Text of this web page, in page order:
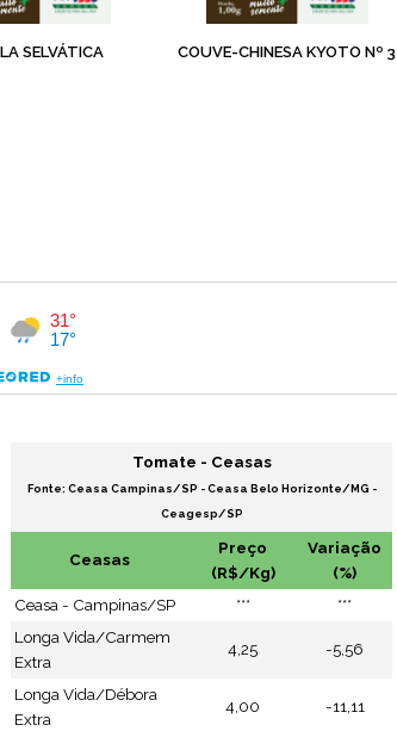
SELVÁTICA COUVE-CHINESA KYOTO Nº 3
Tomate - Ceasas
Fonte: Ceasa Campinas/SP - Ceasa Belo Horizonte/MG -
Ceagesp/SP
Ceasas
Preço
(R$/Kg)
Variação
(%)
Ceasa - Campinas/SP
***
***
Longa Vida/Carmem
Extra
4,25 -5,56
Longa Vida/Débora
Extra
4,00 -11,11